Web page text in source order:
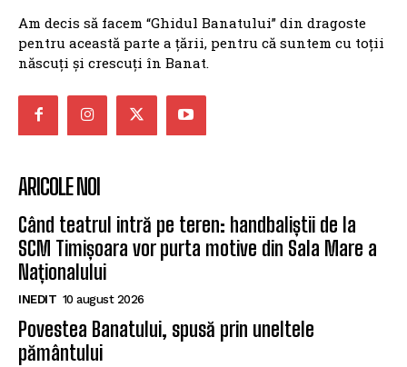
Am decis să facem “Ghidul Banatului” din dragoste
pentru această parte a țării, pentru că suntem cu toții
născuți și crescuți în Banat.
ARICOLE NOI
Când teatrul intră pe teren: handbaliștii de la
SCM Timișoara vor purta motive din Sala Mare a
Naționalului
INEDIT 10 august 2026
Povestea Banatului, spusă prin uneltele
pământului